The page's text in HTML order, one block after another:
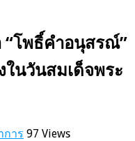
“โพธิ์คำอนุสรณ์”
นวันสมเด็จพระ
การ 97 Views